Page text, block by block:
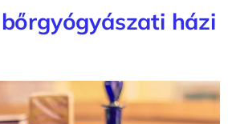
házi